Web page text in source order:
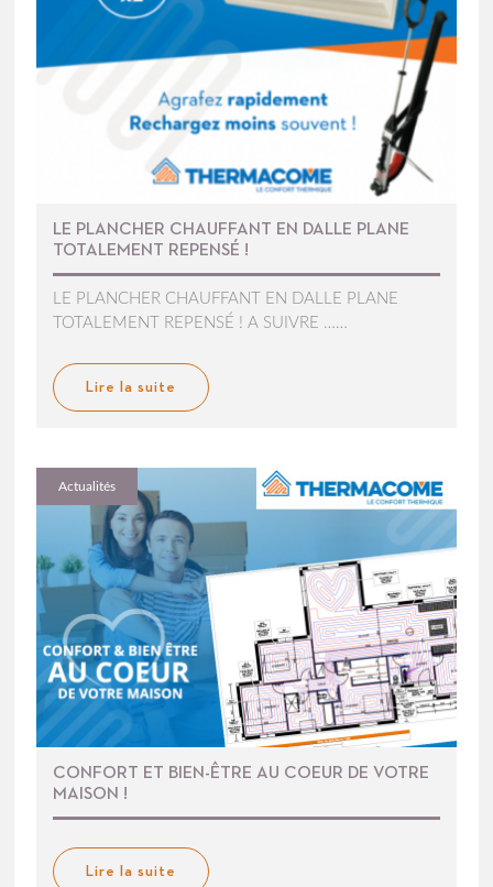
LE PLANCHER CHAUFFANT EN DALLE PLANE
TOTALEMENT REPENSÉ !
LE PLANCHER CHAUFFANT EN DALLE PLANE
TOTALEMENT REPENSÉ ! A SUIVRE ……
Lire la suite
Actualités
CONFORT ET BIEN-ÊTRE AU COEUR DE VOTRE
MAISON !
Lire la suite